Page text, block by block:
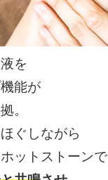
を
能が
。
ぐしながら
ットストーンで